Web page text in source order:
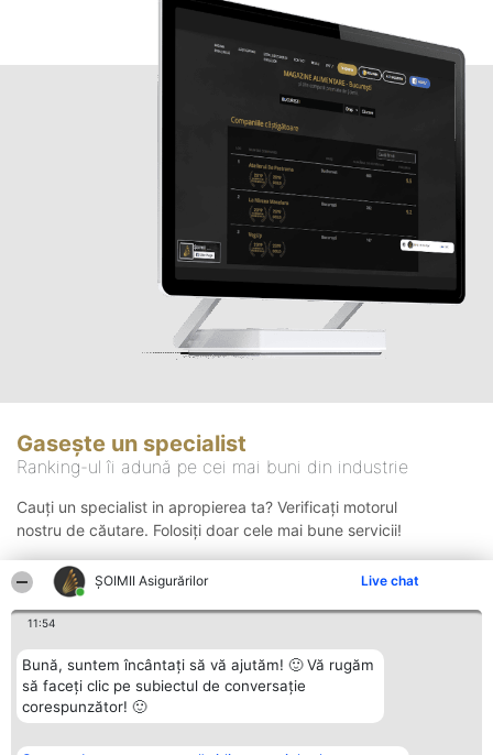
ȘOIMII Asigurărilor Live chat
11:54
Bună, suntem încântați să vă ajutăm! 🙂 Vă rugăm
să faceți clic pe subiectul de conversație
corespunzător! 🙂
Gasește un specialist
Ranking-ul îi adună pe cei mai buni din industrie
Cauți un specialist in apropierea ta? Verificați motorul
nostru de căutare. Folosiți doar cele mai bune servicii!